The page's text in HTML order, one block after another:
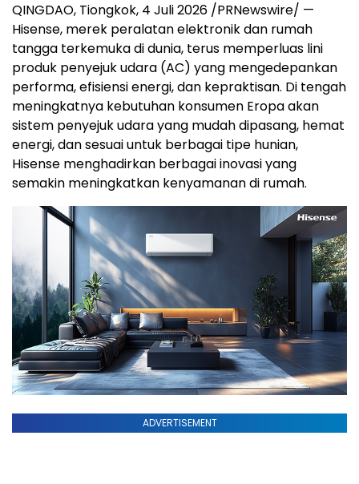
QINGDAO, Tiongkok, 4 Juli 2026 /PRNewswire/ —
Hisense, merek peralatan elektronik dan rumah
tangga terkemuka di dunia, terus memperluas lini
produk penyejuk udara (AC) yang mengedepankan
performa, efisiensi energi, dan kepraktisan. Di tengah
meningkatnya kebutuhan konsumen Eropa akan
sistem penyejuk udara yang mudah dipasang, hemat
energi, dan sesuai untuk berbagai tipe hunian,
Hisense menghadirkan berbagai inovasi yang
semakin meningkatkan kenyamanan di rumah.
ADVERTISEMENT